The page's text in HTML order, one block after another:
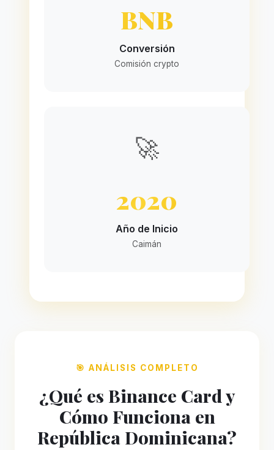
BNB
Conversión
Comisión crypto
🚀
2020
Año de Inicio
Caimán
🎯 ANÁLISIS COMPLETO
¿Qué es Binance Card y
Cómo Funciona en
República Dominicana?